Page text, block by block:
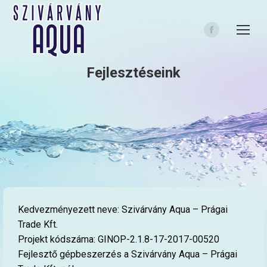
Facebook
window
Fejlesztéseink
Kedvezményezett neve: Szivárvány Aqua – Prágai
Trade Kft.
Projekt kódszáma: GINOP-2.1.8-17-2017-00520
Fejlesztő gépbeszerzés a Szivárvány Aqua – Prágai